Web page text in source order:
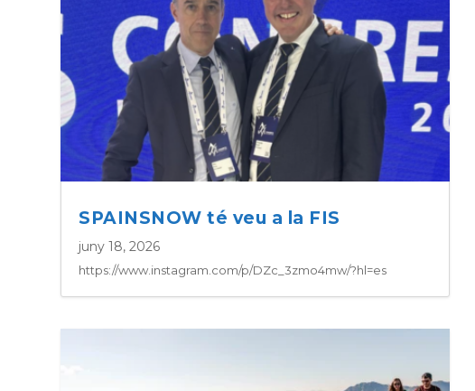
SPAINSNOW té veu a la FIS
juny 18, 2026
https://www.instagram.com/p/DZc_3zmo4mw/?hl=es